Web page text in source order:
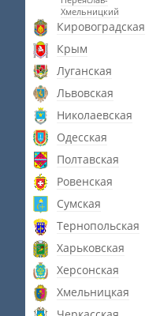
Хмельницкий
Кировоградская
Крым
Луганская
Львовская
Николаевская
Одесская
Полтавская
Ровенская
Сумская
Тернопольская
Харьковская
Херсонская
Хмельницкая